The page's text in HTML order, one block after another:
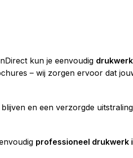
kun je eenvoudig
– wij zorgen ervoor dat
en een verzorgde
professioneel drukwerk